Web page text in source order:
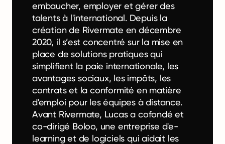
embaucher, employer et gérer des
talents à l'international. Depuis la
création de Rivermate en décembre
2020, il s’est concentré sur la mise en
place de solutions pratiques qui
simplifient la paie internationale, les
avantages sociaux, les impôts, les
contrats et la conformité en matière
d'emploi pour les équipes à distance.
Avant Rivermate, Lucas a cofondé et
co-dirigé Boloo, une entreprise d'e-
learning et de logiciels qui aidait les